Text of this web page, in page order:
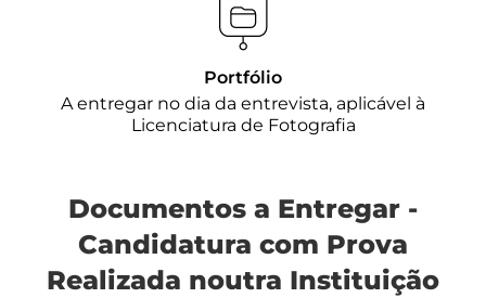
Portfólio
A entregar no dia da entrevista, aplicável à
Licenciatura de Fotografia
Documentos a Entregar -
Candidatura com Prova
Realizada noutra Instituição